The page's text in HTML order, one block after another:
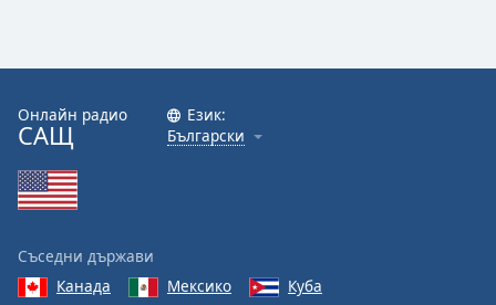
Онлайн радио
САЩ
Език:
Български
Съседни държави
Канада
Мексико
Куба